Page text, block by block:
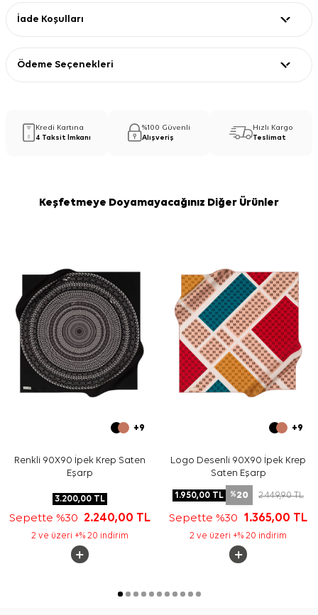
İade Koşulları
Ödeme Seçenekleri
Kredi Kartına
4 Taksit İmkanı
%100 Güvenli
Alışveriş
Hızlı Kargo
Teslimat
Keşfetmeye Doyamayacağınız Diğer Ürünler
+9
Renkli 90X90 İpek Krep Saten
Eşarp
3.200,00TL
Sepette %30 2.240,00 TL
2 ve üzeri +% 20 indirim
+9
Logo Desenli 90X90 İpek Krep
Saten Eşarp
1.950,00 TL %20 2.449,90TL
Sepette %30 1.365,00 TL
2 ve üzeri +% 20 indirim